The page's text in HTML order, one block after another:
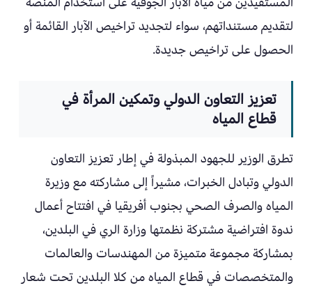
لتقديم مستنداتهم، سواء لتجديد تراخيص الآبار القائمة أو
الحصول على تراخيص جديدة.
تعزيز التعاون الدولي وتمكين المرأة في
قطاع المياه
تطرق الوزير للجهود المبذولة في إطار تعزيز التعاون
الدولي وتبادل الخبرات، مشيراً إلى مشاركته مع وزيرة
المياه والصرف الصحي بجنوب أفريقيا في افتتاح أعمال
ندوة افتراضية مشتركة نظمتها وزارة الري في البلدين،
بمشاركة مجموعة متميزة من المهندسات والعالمات
والمتخصصات في قطاع المياه من كلا البلدين تحت شعار